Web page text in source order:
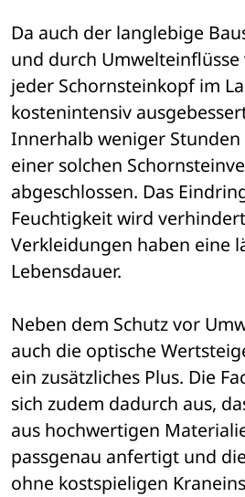
Da auch der langlebige
und durch
jeder Schornsteinkopf im
kostenintensiv
Innerhalb weniger
einer solchen
abgeschlossen. Das
Feuchtigkeit wird
Verkleidungen haben eine
Lebensdauer.
Neben dem Schutz vor
auch die optische
ein zusätzliches Plus. Die
sich zudem dadurch aus,
aus hochwertigen
passgenau anfertigt und
ohne kostspieligen